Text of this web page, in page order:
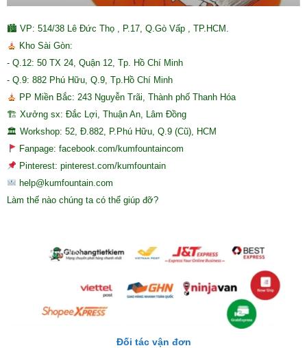
🏙 VP: 514/38 Lê Đức Thọ , P.17, Q.Gò Vấp , TP.HCM.
Kho Sài Gòn:
- Q.12: 50 TX 24, Quận 12, Tp. Hồ Chí Minh
- Q.9: 882 Phú Hữu, Q.9, Tp.Hồ Chí Minh
PP Miền Bắc: 243 Nguyễn Trãi, Thành phố Thanh Hóa
🏗 Xưởng sx: Đắc Lợi, Thuận An, Lâm Đồng
🏛 Workshop: 52, Đ.882, P.Phú Hữu, Q.9 (Cũ), HCM
Fanpage: facebook.com/kumfountaincom
Pinterest: pinterest.com/kumfountain
help@kumfountain.com
Làm thế nào chúng ta có thể giúp đỡ?
Đối tác vận đơn